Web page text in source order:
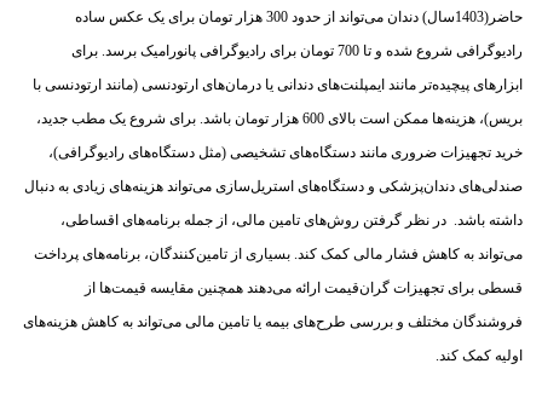
حاضر(1403سال) دندان می‌تواند از حدود 300 هزار تومان برای یک عکس ساده
رادیوگرافی شروع شده و تا 700 تومان برای رادیوگرافی پانورامیک برسد. برای
ابزارهای پیچیده‌تر مانند ایمپلنت‌های دندانی یا درمان‌های ارتودنسی (مانند ارتودنسی با
بریس)، هزینه‌ها ممکن است بالای 600 هزار تومان باشد​. برای شروع یک مطب جدید،
خرید تجهیزات ضروری مانند دستگاه‌های تشخیصی (مثل دستگاه‌های رادیوگرافی)،
صندلی‌های دندان‌پزشکی و دستگاه‌های استریل‌سازی می‌تواند هزینه‌های زیادی به دنبال
داشته باشد. در نظر گرفتن روش‌های تامین مالی، از جمله برنامه‌های اقساطی،
می‌تواند به کاهش فشار مالی کمک کند. بسیاری از تامین‌کنندگان، برنامه‌های پرداخت
قسطی برای تجهیزات گران‌قیمت ارائه می‌دهند​ همچنین مقایسه قیمت‌ها از
فروشندگان مختلف و بررسی طرح‌های بیمه یا تامین مالی می‌تواند به کاهش هزینه‌های
اولیه کمک کند.